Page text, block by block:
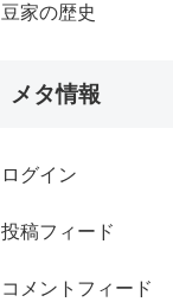
豆家の歴史
メタ情報
ログイン
投稿フィード
コメントフィード